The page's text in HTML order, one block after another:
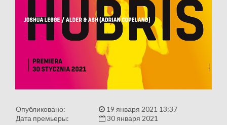
Опубликовано:
19 января 2021 13:37
Дата премьеры:
30 января 2021